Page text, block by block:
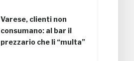
Varese, clienti non
consumano: al bar il
prezzario che li “multa”